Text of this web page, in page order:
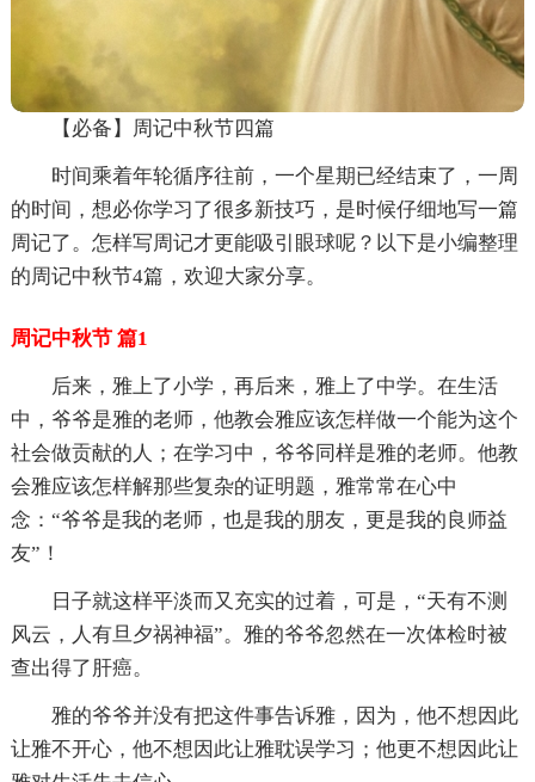
【必备】周记中秋节四篇
时间乘着年轮循序往前，一个星期已经结束了，一周
的时间，想必你学习了很多新技巧，是时候仔细地写一篇
周记了。怎样写周记才更能吸引眼球呢？以下是小编整理
的周记中秋节4篇，欢迎大家分享。
周记中秋节 篇1
后来，雅上了小学，再后来，雅上了中学。在生活
中，爷爷是雅的老师，他教会雅应该怎样做一个能为这个
社会做贡献的人；在学习中，爷爷同样是雅的老师。他教
会雅应该怎样解那些复杂的证明题，雅常常在心中
念：“爷爷是我的老师，也是我的朋友，更是我的良师益
友”！
日子就这样平淡而又充实的过着，可是，“天有不测
风云，人有旦夕祸神福”。雅的爷爷忽然在一次体检时被
查出得了肝癌。
雅的爷爷并没有把这件事告诉雅，因为，他不想因此
让雅不开心，他不想因此让雅耽误学习；他更不想因此让